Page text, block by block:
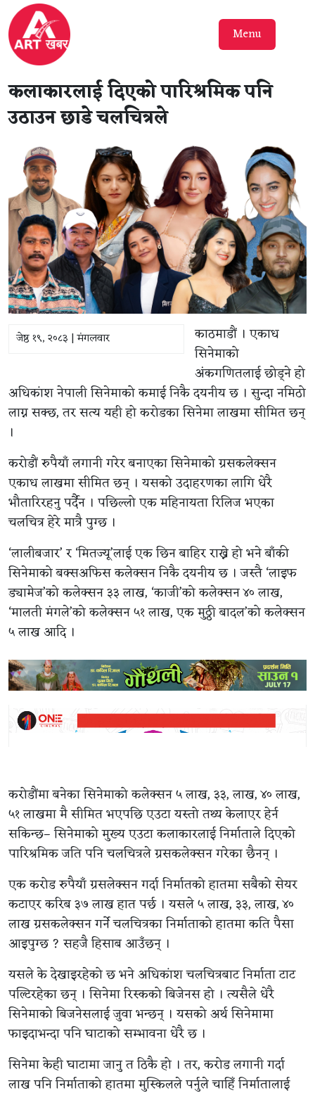
Menu
कलाकारलाई दिएको पारिश्रमिक पनि
उठाउन छाडे चलचित्रले
जेष्ठ १९, २०८३ | मंगलवार
काठमाडौं । एकाध
सिनेमाको
अंकगणितलाई छोड्ने हो
अधिकांश नेपाली सिनेमाको कमाई निकै दयनीय छ । सुन्दा नमिठो
लाग्न सक्छ, तर सत्य यही हो करोडका सिनेमा लाखमा सीमित छन्
।
करोडौं रुपैयाँ लगानी गरेर बनाएका सिनेमाको ग्रसकलेक्सन
एकाध लाखमा सीमित छन् । यसको उदाहरणका लागि धेरै
भौतारिरहनु पर्दैन । पछिल्लो एक महिनायता रिलिज भएका
चलचित्र हेरे मात्रै पुग्छ ।
‘लालीबजार’ र ‘मितज्यू’लाई एक छिन बाहिर राख्ने हो भने बाँकी
सिनेमाको बक्सअफिस कलेक्सन निकै दयनीय छ । जस्तै ‘लाइफ
ड्यामेज’को कलेक्सन ३३ लाख, ‘काजी’को कलेक्सन ४० लाख,
‘मालती मंगले’को कलेक्सन ५१ लाख, एक मुठ्ठी बादल’को कलेक्सन
५ लाख आदि ।
करोडौंमा बनेका सिनेमाको कलेक्सन ५ लाख, ३३, लाख, ४० लाख,
५१ लाखमा मै सीमित भएपछि एउटा यस्तो तथ्य केलाएर हेर्न
सकिन्छ– सिनेमाको मुख्य एउटा कलाकारलाई निर्माताले दिएको
पारिश्रमिक जति पनि चलचित्रले ग्रसकलेक्सन गरेका छैनन् ।
एक करोड रुपैयाँ ग्रसलेक्सन गर्दा निर्मातको हातमा सबैको सेयर
कटाएर करिब ३७ लाख हात पर्छ । यसले ५ लाख, ३३, लाख, ४०
लाख ग्रसकलेक्सन गर्ने चलचित्रका निर्माताको हातमा कति पैसा
आइपुग्छ ? सहजै हिसाब आउँछन् ।
यसले के देखाइरहेको छ भने अधिकांश चलचित्रबाट निर्माता टाट
पल्टिरहेका छन् । सिनेमा रिस्कको बिजेनस हो । त्यसैले धेरै
सिनेमाको बिजनेसलाई जुवा भन्छन् । यसको अर्थ सिनेमामा
फाइदाभन्दा पनि घाटाको सम्भावना धेरै छ ।
सिनेमा केही घाटामा जानु त ठिकै हो । तर, करोड लगानी गर्दा
लाख पनि निर्माताको हातमा मुस्किलले पर्नुले चाहिँ निर्मातालाई